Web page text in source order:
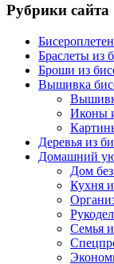
Рубрики сайта
Браслеты из
Броши из
Вышивка
Иконы
Деревья из
Домашний
Дом
Кухня и
Семья